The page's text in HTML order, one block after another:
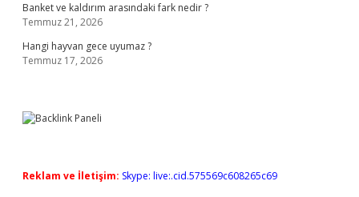
Banket ve kaldırım arasındaki fark nedir ?
Temmuz 21, 2026
Hangi hayvan gece uyumaz ?
Temmuz 17, 2026
Reklam ve İletişim: Skype: live:.cid.575569c608265c69